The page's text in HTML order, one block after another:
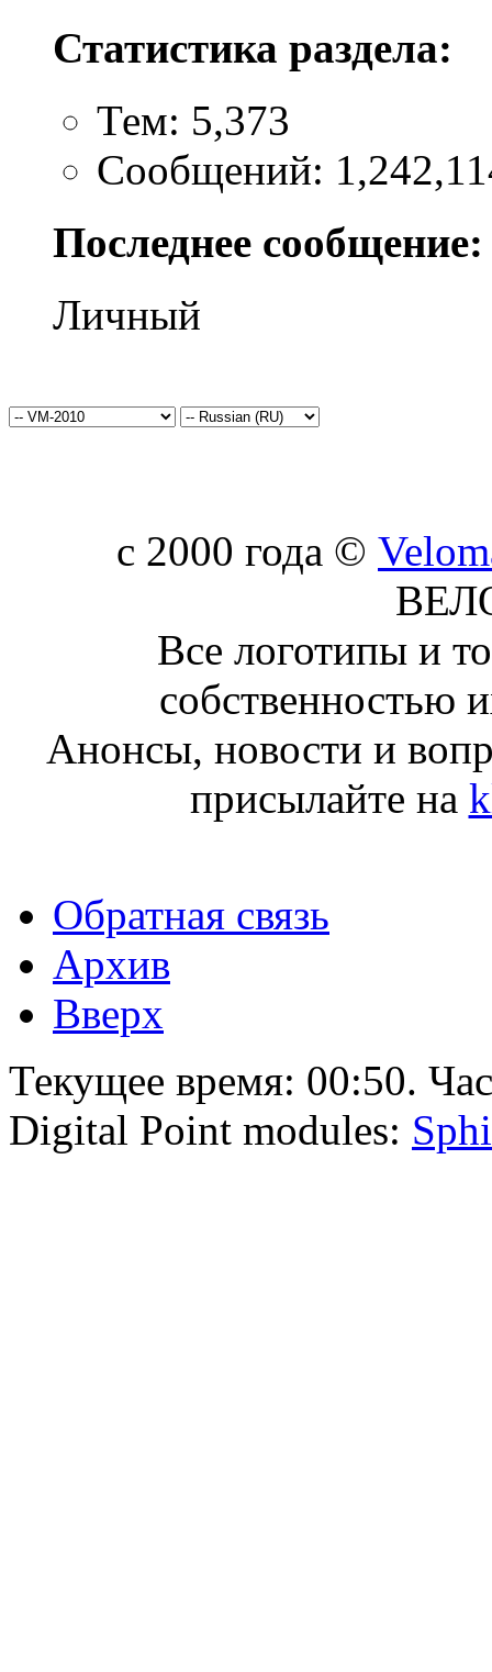
Статистика раздела:
Тем: 5,373
Сообщений:
Последнее сообщение:
Личный
c 2000 года ©
Все логотипы и
собственностью
Анонсы, новости и
присылайте на
Обратная связь
Архив
Вверх
Текущее время: 00:50.
Digital Point modules: